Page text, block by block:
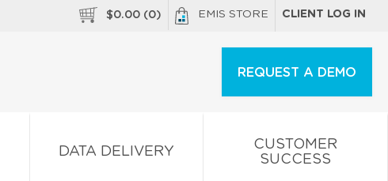
$0.00 (0) EMIS STORE CLIENT LOG IN
REQUEST A DEMO
DATA DELIVERY
CUSTOMER
SUCCESS